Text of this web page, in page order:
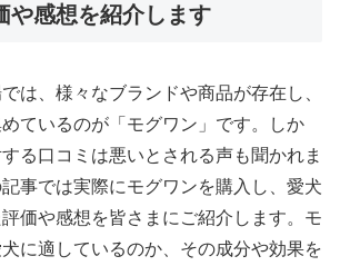
や感想を紹介します
は、様々なブランドや商品が存在し、
ているのが「モグワン」です。しか
る口コミは悪いとされる声も聞かれま
事では実際にモグワンを購入し、愛犬
価や感想を皆さまにご紹介します。モ
に適しているのか、その成分や効果を